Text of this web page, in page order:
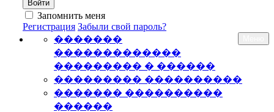
Запомнить меня
Регистрация Забыли свой пароль?
�������
�������������
��������� � ������
��������� ����������
������� ����������
������